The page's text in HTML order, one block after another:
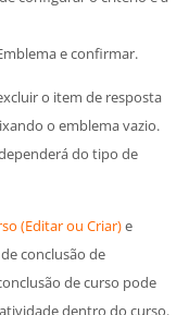
e confirmar.
o item de resposta
o emblema vazio.
do tipo de
(Editar ou Criar)e
conclusão de
de curso pode
dentro do curso.